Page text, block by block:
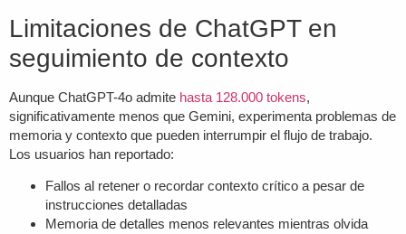
Limitaciones de ChatGPT en
seguimiento de contexto
Aunque ChatGPT-4o admite hasta 128.000 tokens,
significativamente menos que Gemini, experimenta problemas de
memoria y contexto que pueden interrumpir el flujo de trabajo.
Los usuarios han reportado:
Fallos al retener o recordar contexto crítico a pesar de
instrucciones detalladas
Memoria de detalles menos relevantes mientras olvida